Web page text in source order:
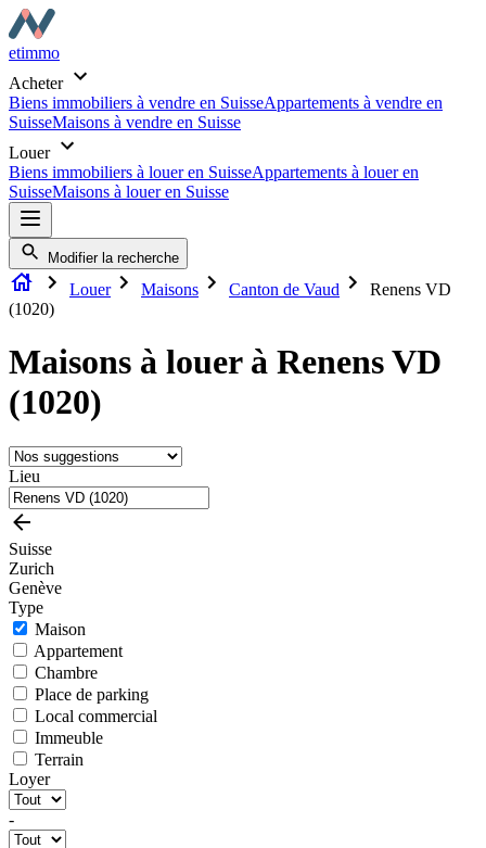
etimmo
Acheter
Biens immobiliers à vendre en SuisseAppartements à vendre en
SuisseMaisons à vendre en Suisse
Louer
Biens immobiliers à louer en SuisseAppartements à louer en
SuisseMaisons à louer en Suisse
Modifier la recherche
Louer Maisons Canton de Vaud
Renens VD
(1020)
Maisons à louer à Renens VD
(1020)
Lieu
Suisse
Zurich
Genève
Type
Maison
Appartement
Chambre
Place de parking
Local commercial
Immeuble
Terrain
Loyer
-